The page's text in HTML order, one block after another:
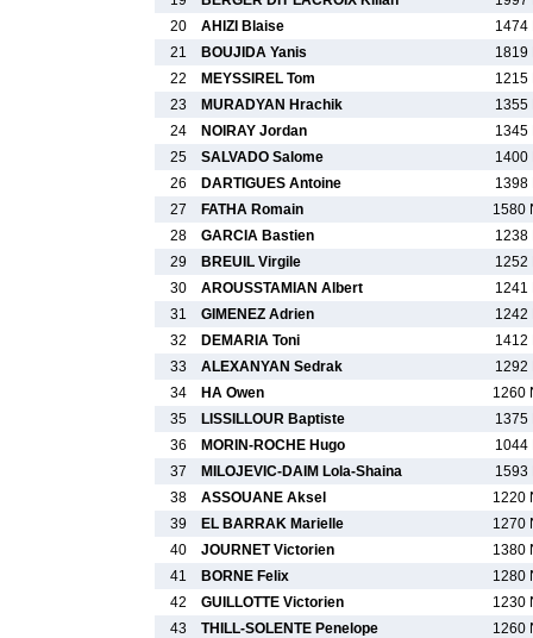
20
AHIZI Blaise
1474
21
BOUJIDA Yanis
1819
22
MEYSSIREL Tom
1215
23
MURADYAN Hrachik
1355
24
NOIRAY Jordan
1345
25
SALVADO Salome
1400
26
DARTIGUES Antoine
1398
27
FATHA Romain
1580
28
GARCIA Bastien
1238
29
BREUIL Virgile
1252
30
AROUSSTAMIAN Albert
1241
31
GIMENEZ Adrien
1242
32
DEMARIA Toni
1412
33
ALEXANYAN Sedrak
1292
34
HA Owen
1260
35
LISSILLOUR Baptiste
1375
36
MORIN-ROCHE Hugo
1044
37
MILOJEVIC-DAIM Lola-Shaina
1593
38
ASSOUANE Aksel
1220
39
EL BARRAK Marielle
1270
40
JOURNET Victorien
1380
41
BORNE Felix
1280
42
GUILLOTTE Victorien
1230
43
THILL-SOLENTE Penelope
1260